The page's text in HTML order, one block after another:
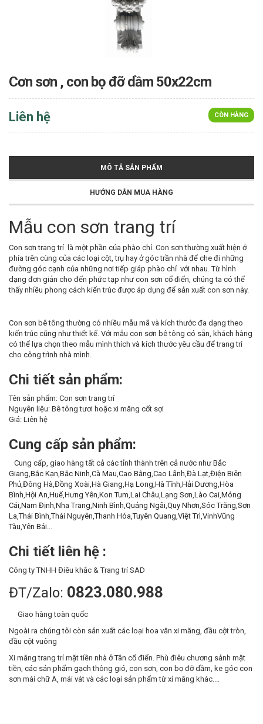
Cơn sơn , con bọ đỡ dầm 50x22cm
CÒN HÀNG
Liên hệ
MÔ TẢ SẢN PHẨM
HƯỚNG DẪN MUA HÀNG
Mẫu con sơn trang trí
Con sơn trang trí là một phần của phào chỉ. Con sơn thường xuất hiện ở
phía trên cùng của các loại cột, trụ hay ở góc trần nhà để che đi những
đường góc cạnh của những nơi tiếp giáp phào chỉ với nhau. Từ hình
dạng đơn giản cho đến phức tạp như con sơn cổ điển, chúng ta có thể
thấy nhiều phong cách kiến trúc được áp dụng để sản xuất con sơn này.
Con sơn bê tông thường có nhiều mẫu mã và kích thước đa dạng theo
kiến trúc cũng như thiết kế. Với mẫu con sơn bê tông có sẵn, khách hàng
có thể lựa chọn theo mẫu mình thích và kích thước yêu cầu để trang trí
cho công trình nhà mình.
Chi tiết sản phẩm:
Tên sản phẩm: Con sơn trang trí
Nguyên liệu: Bê tông tươi hoặc xi măng cốt sợi
Giá: Liên hệ
Cung cấp sản phẩm:
Cung cấp, giao hàng tất cả các tỉnh thành trên cả nước như Bắc
Giang,Bắc Kạn,Bắc Ninh,Cà Mau,Cao Bằng,Cao Lãnh,Đà Lạt,Điện Biên
Phủ,Đông Hà,Đồng Xoài,Hà Giang,Hạ Long,Hà Tĩnh,Hải Dương,Hòa
Bình,Hội An,Huế,Hưng Yên,Kon Tum,Lai Châu,Lạng Sơn,Lào Cai,Móng
Cái,Nam Định,Nha Trang,Ninh Bình,Quảng Ngãi,Quy Nhơn,Sóc Trăng,Sơn
La,Thái Bình,Thái Nguyên,Thanh Hóa,Tuyên Quang,Việt Trì,VinhVũng
Tàu,Yên Bái...
Chi tiết liên hệ :
Công ty TNHH Điêu khắc & Trang trí SAD
ĐT/Zalo: 0823.080.988
Giao hàng toàn quốc
Ngoài ra chúng tôi còn sản xuất các loại hoa văn xi măng, đầu cột tròn,
đầu cột vuông
Xi măng trang trí mặt tiền nhà ở Tân cổ điển. Phù điêu chương sảnh mặt
tiền, các sản phẩm gạch thông gió, con sơn, con bọ đỡ dầm, ke góc con
sơn mái chữ A, mái vát và các loại sản phẩm từ xi măng khác....